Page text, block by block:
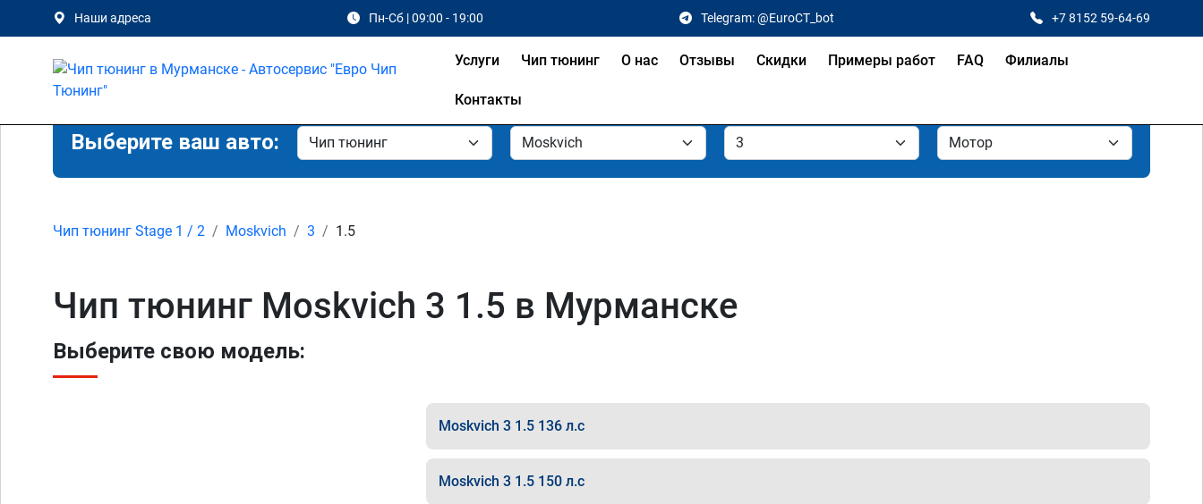
Наши адреса Пн-Сб | 09:00 - 19:00 Telegram: @EuroCT_bot +7 8152 59-64-69
Услуги Чип тюнинг О нас Отзывы Скидки Примеры работ FAQ Филиалы
Контакты
Выберите ваш авто:
Чип тюнинг Stage 1 / 2 Moskvich 3 1.5
Чип тюнинг Moskvich 3 1.5 в Мурманске
Выберите свою модель:
Moskvich 3 1.5 136 л.с
Moskvich 3 1.5 150 л.с